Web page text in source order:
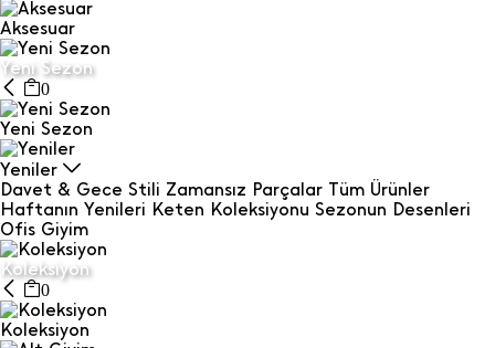
Aksesuar
Yeni Sezon
0
Yeni Sezon
Yeniler
Davet & Gece Stili Zamansız Parçalar Tüm Ürünler
Haftanın Yenileri Keten Koleksiyonu Sezonun Desenleri
Ofis Giyim
Koleksiyon
0
Koleksiyon